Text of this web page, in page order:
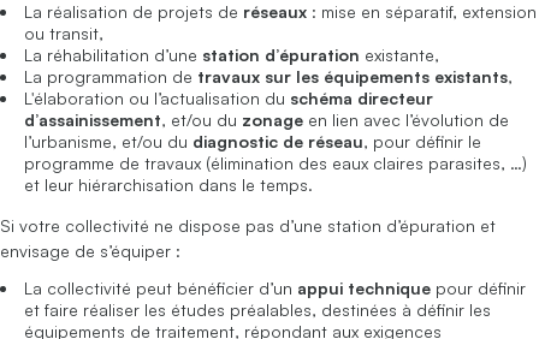
La réalisation de projets de réseaux : mise en séparatif, extension
ou transit,
La réhabilitation d’une station d’épuration existante,
La programmation de travaux sur les équipements existants,
L'élaboration ou l’actualisation du schéma directeur
d’assainissement, et/ou du zonage en lien avec l’évolution de
l’urbanisme, et/ou du diagnostic de réseau, pour définir le
programme de travaux (élimination des eaux claires parasites, …)
et leur hiérarchisation dans le temps.
Si votre collectivité ne dispose pas d’une station d’épuration et
envisage de s’équiper :
La collectivité peut bénéficier d’un appui technique pour définir
et faire réaliser les études préalables, destinées à définir les
équipements de traitement, répondant aux exigences